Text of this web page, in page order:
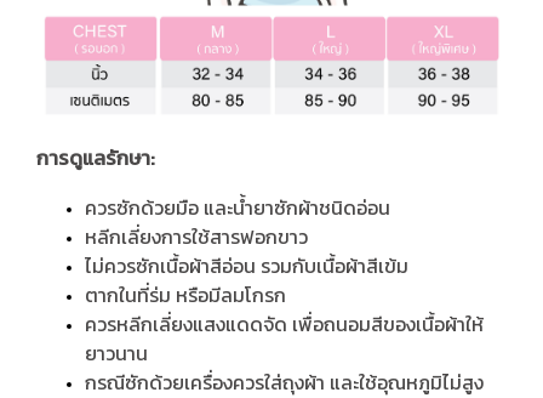
การดูแลรักษา:
ควรซักด้วยมือ และน้ำยาซักผ้าชนิดอ่อน
หลีกเลี่ยงการใช้สารฟอกขาว
ไม่ควรซักเนื้อผ้าสีอ่อน รวมกับเนื้อผ้าสีเข้ม
ตากในที่ร่ม หรือมีลมโกรก
ควรหลีกเลี่ยงแสงแดดจัด เพื่อถนอมสีของเนื้อผ้าให้
ยาวนาน
กรณีซักด้วยเครื่องควรใส่ถุงผ้า และใช้อุณหภูมิไม่สูง